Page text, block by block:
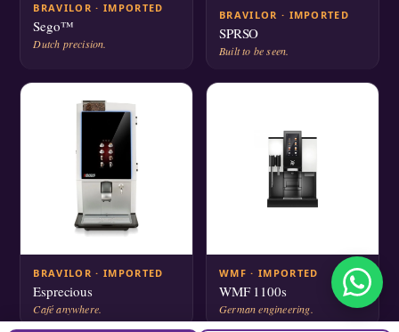
BRAVILOR · IMPORTED
Sego™
Dutch precision.
BRAVILOR · IMPORTED
SPRSO
Built to be seen.
BRAVILOR · IMPORTED
Esprecious
Café anywhere.
WMF · IMPORTED
WMF 1100s
German engineering.